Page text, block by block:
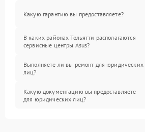
Какую гарантию вы предоставляете?
В каких районах Тольятти располагаются
сервисные центры Asus?
Выполняете ли вы ремонт для юридических
лиц?
Какую документацию вы предоставляете
для юридических лиц?